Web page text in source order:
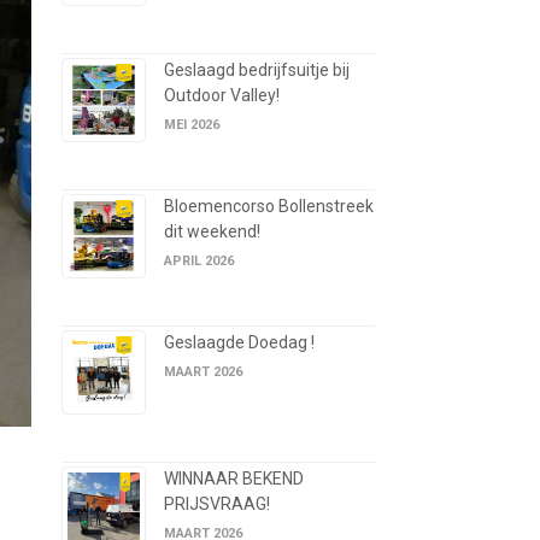
Geslaagd bedrijfsuitje bij
Outdoor Valley!
MEI 2026
Bloemencorso Bollenstreek
dit weekend!
APRIL 2026
Geslaagde Doedag !
MAART 2026
WINNAAR BEKEND
PRIJSVRAAG!
MAART 2026